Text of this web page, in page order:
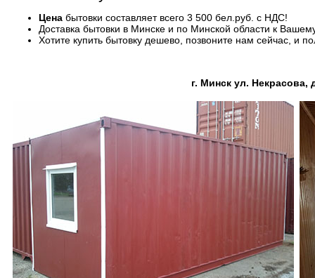
Цена бытовки составляет всего 3 500 бел.руб. с НДС!
Доставка бытовки в Минске и по Минской области к
Хотите купить бытовку дешево, позвоните нам сейчас, и
г. Минск ул. Некрасова,